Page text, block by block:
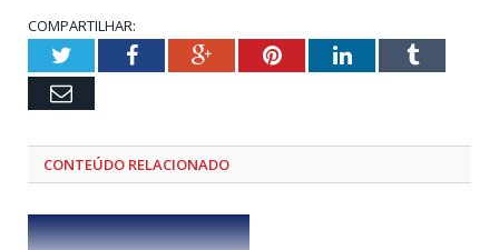
COMPARTILHAR:
TwitterFacebookGoogle+PinterestLinkedInTumblr
Email
CONTEÚDO RELACIONADO